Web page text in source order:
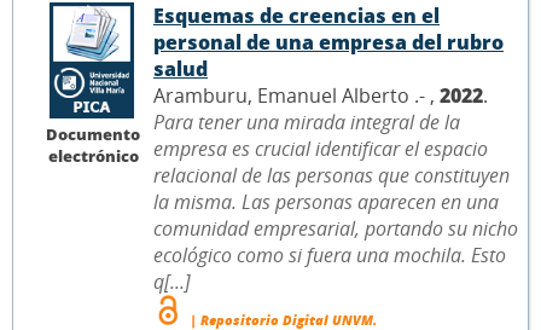
Documento
electrónico
Esquemas de creencias en el
personal de una empresa del rubro
salud
Aramburu, Emanuel Alberto .- , 2022.
Para tener una mirada integral de la
empresa es crucial identificar el espacio
relacional de las personas que constituyen
la misma. Las personas aparecen en una
comunidad empresarial, portando su nicho
ecológico como si fuera una mochila. Esto
q[...]
| Repositorio Digital UNVM.